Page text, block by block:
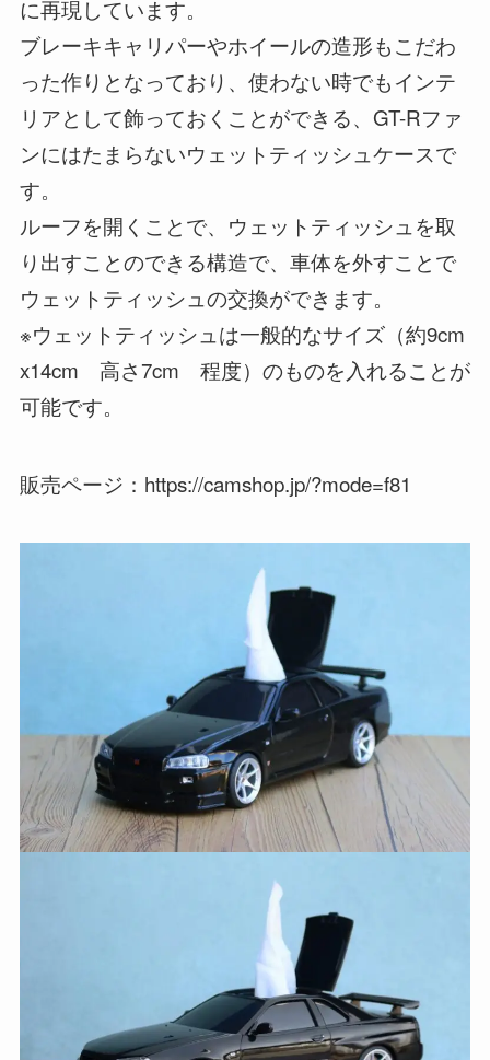
に再現しています。
ブレーキキャリパーやホイールの造形もこだわ
った作りとなっており、使わない時でもインテ
リアとして飾っておくことができる、GT-Rファ
ンにはたまらないウェットティッシュケースで
す。
ルーフを開くことで、ウェットティッシュを取
り出すことのできる構造で、車体を外すことで
ウェットティッシュの交換ができます。
※ウェットティッシュは一般的なサイズ（約9cm
x14cm 高さ7cm 程度）のものを入れることが
可能です。
販売ページ：https://camshop.jp/?mode=f81